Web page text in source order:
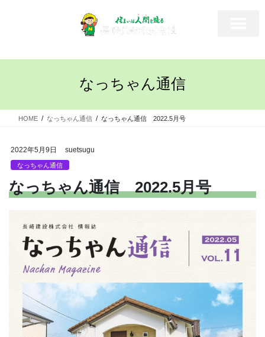
なっちゃん通信
HOME なっちゃん通信 なっちゃん通信 2022.5月号
2022年5月9日 suetsugu
なっちゃん通信
なっちゃん通信 2022.5月号